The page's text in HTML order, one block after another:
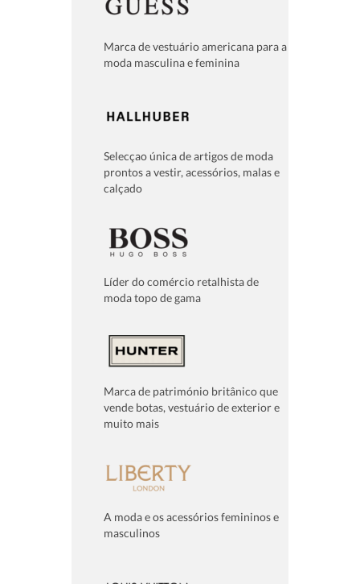
Marca de vestuário americana para a
moda masculina e feminina
Selecçao única de artigos de moda
prontos a vestir, acessórios, malas e
calçado
Líder do comércio retalhista de
moda topo de gama
Marca de património britânico que
vende botas, vestuário de exterior e
muito mais
A moda e os acessórios femininos e
masculinos